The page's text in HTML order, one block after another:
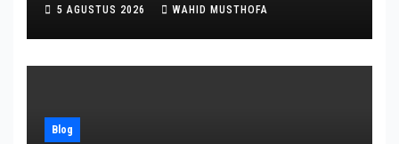
5 AGUSTUS 2026 WAHID MUSTHOFA
Blog